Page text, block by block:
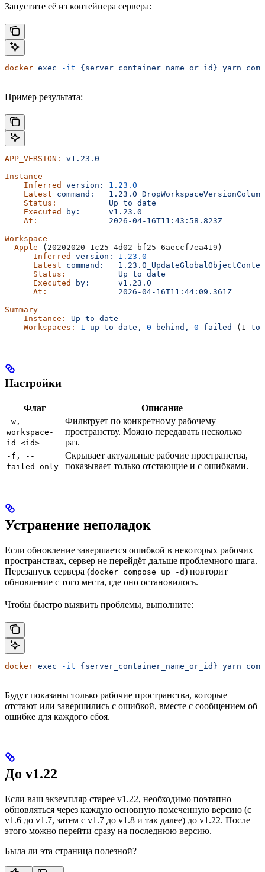
Запустите её из контейнера сервера:
docker exec -it {server_container_name_or_id} yarn
Пример результата:
APP_VERSION:
v1.23.0
Instance
    Inferred
version:
1.23.0
    Latest
command:
    Status:
           Up
to date
    Executed
by:
      v1.23.0
    At:
               2026-04-16T11:43:58.823Z
Workspace
  Apple
(20202020-1c25-4d02-bf25-6aeccf7ea419)
      Inferred
version:
1.23.0
      Latest
command:
      Status:
           Up
to date
      Executed
by:
      v1.23.0
      At:
               2026-04-16T11:44:09.361Z
Summary
    Instance:
Up to date
    Workspaces:
1 up to date, 0 behind, 0 failed (1
Настройки
Флаг Описание
-w, --
workspace-
id <id>
Фильтрует по конкретному рабочему
пространству. Можно передавать несколько
раз.
-f, --
failed-only
Скрывает актуальные рабочие пространства,
показывает только отстающие и с ошибками.
Устранение неполадок
Если обновление завершается ошибкой в некоторых рабочих
пространствах, сервер не перейдёт дальше проблемного шага.
Перезапуск сервера (docker compose up -d) повторит
обновление с того места, где оно остановилось.
Чтобы быстро выявить проблемы, выполните:
docker exec -it {server_container_name_or_id} yarn
Будут показаны только рабочие пространства, которые
отстают или завершились с ошибкой, вместе с сообщением об
ошибке для каждого сбоя.
До v1.22
Если ваш экземпляр старее v1.22, необходимо поэтапно
обновляться через каждую основную помеченную версию (с
v1.6 до v1.7, затем с v1.7 до v1.8 и так далее) до v1.22. После
этого можно перейти сразу на последнюю версию.
Была ли эта страница полезной?